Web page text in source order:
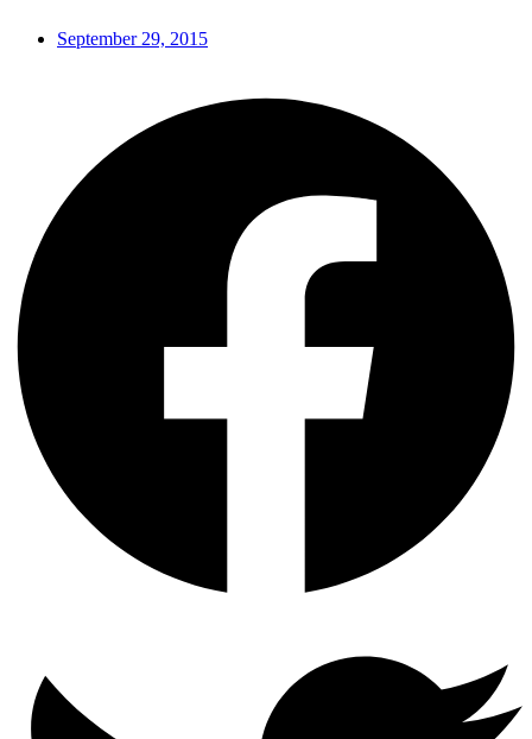
September 29, 2015